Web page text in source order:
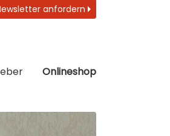
anfordern
Onlineshop